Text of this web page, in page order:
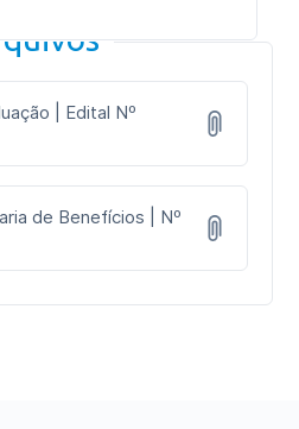
| Edital Nº
de Benefícios | Nº